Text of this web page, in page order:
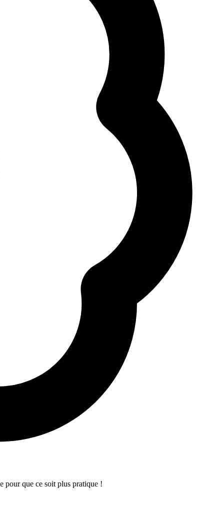
pour que ce soit plus pratique !